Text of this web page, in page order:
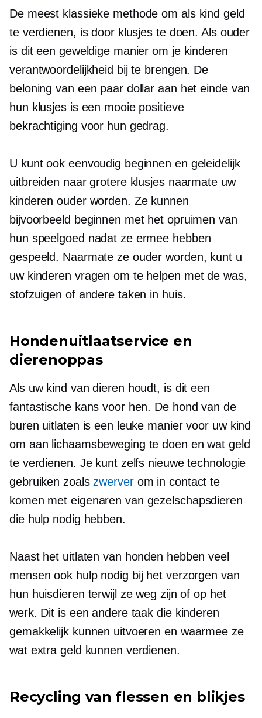
De meest klassieke methode om als kind geld
te verdienen, is door klusjes te doen. Als ouder
is dit een geweldige manier om je kinderen
verantwoordelijkheid bij te brengen. De
beloning van een paar dollar aan het einde van
hun klusjes is een mooie positieve
bekrachtiging voor hun gedrag.
U kunt ook eenvoudig beginnen en geleidelijk
uitbreiden naar grotere klusjes naarmate uw
kinderen ouder worden. Ze kunnen
bijvoorbeeld beginnen met het opruimen van
hun speelgoed nadat ze ermee hebben
gespeeld. Naarmate ze ouder worden, kunt u
uw kinderen vragen om te helpen met de was,
stofzuigen of andere taken in huis.
Hondenuitlaatservice en
dierenoppas
Als uw kind van dieren houdt, is dit een
fantastische kans voor hen. De hond van de
buren uitlaten is een leuke manier voor uw kind
om aan lichaamsbeweging te doen en wat geld
te verdienen. Je kunt zelfs nieuwe technologie
gebruiken zoals zwerverom in contact te
komen met eigenaren van gezelschapsdieren
die hulp nodig hebben.
Naast het uitlaten van honden hebben veel
mensen ook hulp nodig bij het verzorgen van
hun huisdieren terwijl ze weg zijn of op het
werk. Dit is een andere taak die kinderen
gemakkelijk kunnen uitvoeren en waarmee ze
wat extra geld kunnen verdienen.
Recycling van flessen en blikjes